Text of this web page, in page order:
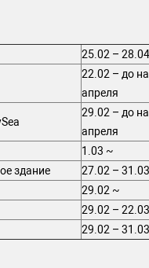
25.02 – 28.04
22.02 – до
апреля
29.02 – до
апреля
1.03 ~
здание
27.02 – 31.03
29.02 ~
29.02 – 22.03
29.02 – 31.03